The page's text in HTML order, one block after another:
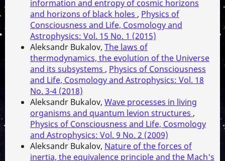
information and entropy of cosmic horizons
and horizons of black holes , Physics of
Consciousness and Life, Cosmology and
Astrophysics: Vol. 15 No. 1 (2015)
Aleksandr Bukalov, The laws of
thermodynamics, the evolution of the Universe
and its subsystems , Physics of Consciousness
and Life, Cosmology and Astrophysics: Vol. 18
No. 3-4 (2018)
Aleksandr Bukalov, Wave processes in living
organisms and quantum levion structures ,
Physics of Consciousness and Life, Cosmology
and Astrophysics: Vol. 9 No. 2 (2009)
Aleksandr Bukalov, Nature of the forces of
inertia, the equivalence principle and the Mach's